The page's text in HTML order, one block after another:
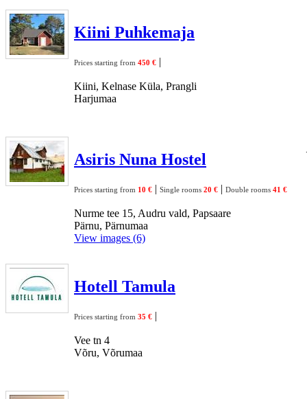
Kiini Puhkemaja
Prices starting from 450 € |
Kiini, Kelnase Küla, Prangli
Harjumaa
Asiris Nuna Hostel
Prices starting from 10 € | Single rooms 20 € | Double rooms 41 €
Nurme tee 15, Audru vald, Papsaare
Pärnu, Pärnumaa
View images (6)
Hotell Tamula
Prices starting from 35 € |
Vee tn 4
Võru, Võrumaa